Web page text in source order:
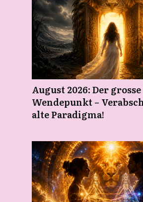
August 2026: Der grosse
Wendepunkt –
alte Paradigma!